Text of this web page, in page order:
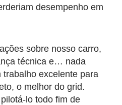
desempenho em
sobre nosso carro,
técnica e… nada
trabalho excelente para
o melhor do grid.
lo todo fim de